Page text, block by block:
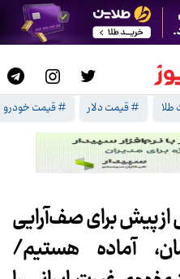
# قیمت دلار # قیمت خودرو
پیش برای صف‌آرایی
آماده‌ هستیم/